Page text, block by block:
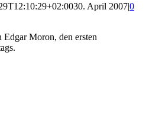
30. April 2007|0
Moron, den ersten